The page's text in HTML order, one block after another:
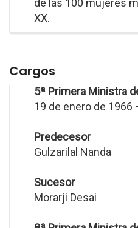
de las 100 mujeres
XX.
Cargos
5ª Primera Ministra
19 de enero de 1966
Predecesor
Gulzarilal Nanda
Sucesor
Morarji Desai